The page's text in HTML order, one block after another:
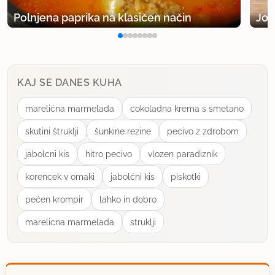
uporabno
Polnjena paprika na klasičen način
KAJ SE DANES KUHA
marelićna marmelada cokoladna krema s smetano
skutini štruklji šunkine rezine pecivo z zdrobom
jabolcni kis hitro pecivo vlozen paradiznik
korencek v omaki jabolćni kis piskotki
pećen krompir lahko in dobro
marelicna marmelada struklji